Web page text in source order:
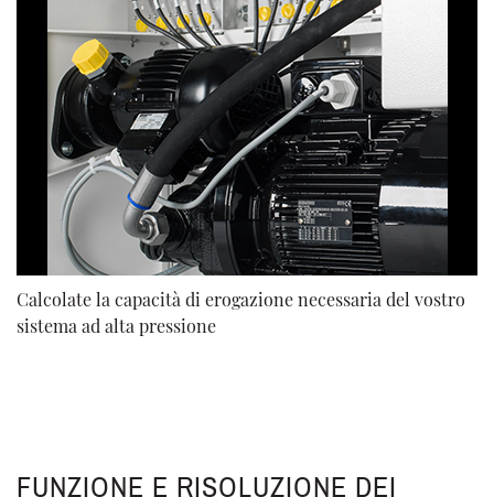
Calcolate la capacità di erogazione necessaria del vostro
sistema ad alta pressione
FUNZIONE E RISOLUZIONE DEI